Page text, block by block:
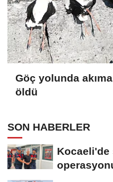
Göç yolunda
öldü
SON HABERLER